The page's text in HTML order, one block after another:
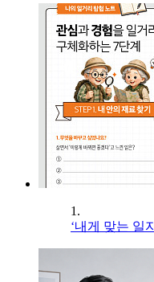
1.
‘내게 맞는 일